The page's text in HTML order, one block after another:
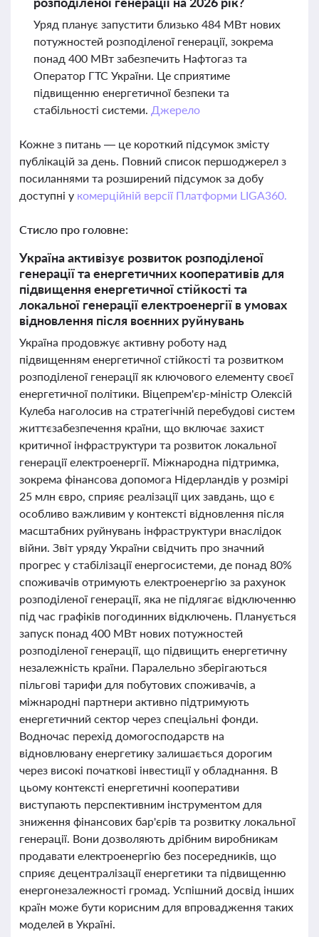
Уряд планує запустити близько 484 МВт нових
потужностей розподіленої генерації, зокрема
понад 400 МВт забезпечить Нафтогаз та
Оператор ГТС України. Це сприятиме
підвищенню енергетичної безпеки та
стабільності системи. Джерело
Кожне з питань — це короткий підсумок змісту
публікацій за день. Повний список першоджерел з
посиланнями та розширений підсумок за добу
доступні у комерційній версії Платформи LIGA360.
Стисло про головне:
Україна активізує розвиток розподіленої
генерації та енергетичних кооперативів для
підвищення енергетичної стійкості та
локальної генерації електроенергії в умовах
відновлення після воєнних руйнувань
Україна продовжує активну роботу над
підвищенням енергетичної стійкості та розвитком
розподіленої генерації як ключового елементу своєї
енергетичної політики. Віцепрем'єр-міністр Олексій
Кулеба наголосив на стратегічній перебудові систем
життєзабезпечення країни, що включає захист
критичної інфраструктури та розвиток локальної
генерації електроенергії. Міжнародна підтримка,
зокрема фінансова допомога Нідерландів у розмірі
25 млн євро, сприяє реалізації цих завдань, що є
особливо важливим у контексті відновлення після
масштабних руйнувань інфраструктури внаслідок
війни. Звіт уряду України свідчить про значний
прогрес у стабілізації енергосистеми, де понад 80%
споживачів отримують електроенергію за рахунок
розподіленої генерації, яка не підлягає відключенню
під час графіків погодинних відключень. Планується
запуск понад 400 МВт нових потужностей
розподіленої генерації, що підвищить енергетичну
незалежність країни. Паралельно зберігаються
пільгові тарифи для побутових споживачів, а
міжнародні партнери активно підтримують
енергетичний сектор через спеціальні фонди.
Водночас перехід домогосподарств на
відновлювану енергетику залишається дорогим
через високі початкові інвестиції у обладнання. В
цьому контексті енергетичні кооперативи
виступають перспективним інструментом для
зниження фінансових бар'єрів та розвитку локальної
генерації. Вони дозволяють дрібним виробникам
продавати електроенергію без посередників, що
сприяє децентралізації енергетики та підвищенню
енергонезалежності громад. Успішний досвід інших
країн може бути корисним для впровадження таких
моделей в Україні.